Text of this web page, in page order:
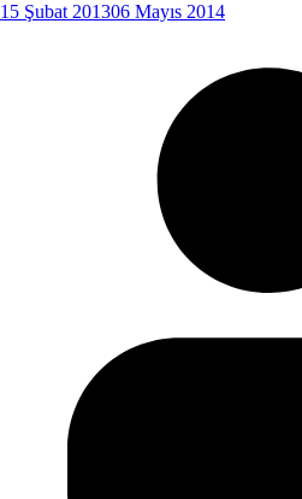
15 Şubat 201306 Mayıs 2014